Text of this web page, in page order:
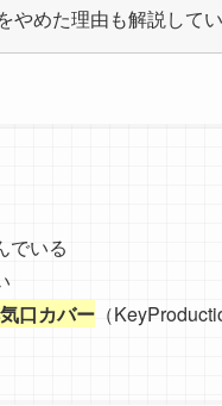
めた理由も解説してい
でいる
口カバー （